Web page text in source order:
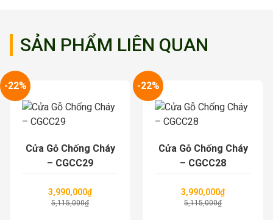
SẢN PHẨM LIÊN QUAN
-22%
Cửa Gỗ Chống Cháy
– CGCC29
3,990,000₫
5,115,000₫
-22%
Cửa Gỗ Chống Cháy
– CGCC28
3,990,000₫
5,115,000₫